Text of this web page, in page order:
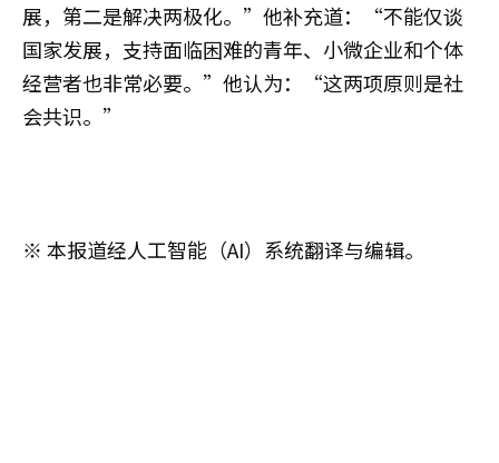
展，第二是解决两极化。”他补充道：“不能仅谈
国家发展，支持面临困难的青年、小微企业和个体
经营者也非常必要。”他认为：“这两项原则是社
会共识。”
※ 本报道经人工智能（AI）系统翻译与编辑。